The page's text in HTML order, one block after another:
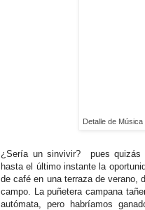
Detalle de
¿Sería un sinvivir? pues quizás
hasta el último instante la
de café en una terraza de verano,
campo. La puñetera campana
autómata, pero habríamos